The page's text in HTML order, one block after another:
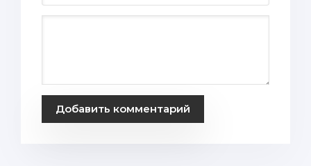
Добавить комментарий